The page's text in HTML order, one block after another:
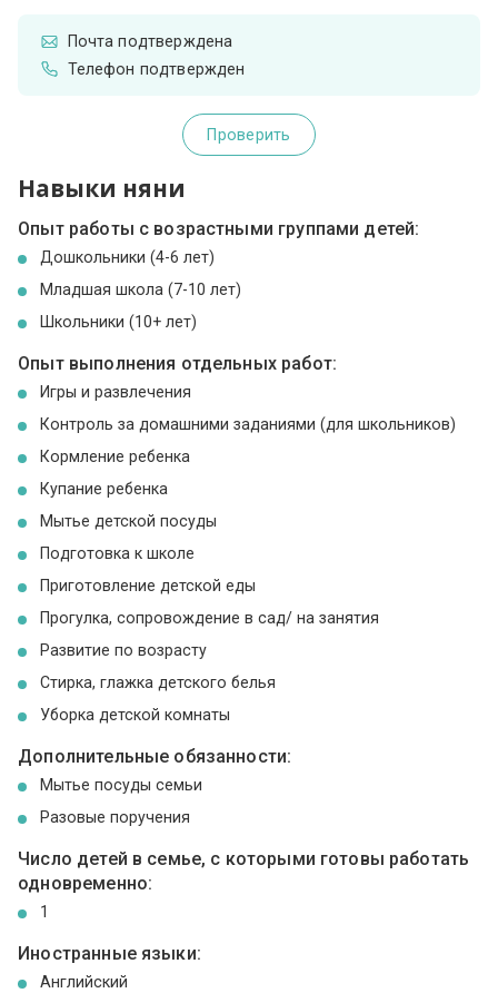
Почта подтверждена
Телефон подтвержден
Проверить
Навыки няни
Опыт работы с возрастными группами детей:
Дошкольники (4-6 лет)
Младшая школа (7-10 лет)
Школьники (10+ лет)
Опыт выполнения отдельных работ:
Игры и развлечения
Контроль за домашними заданиями (для школьников)
Кормление ребенка
Купание ребенка
Мытье детской посуды
Подготовка к школе
Приготовление детской еды
Прогулка, сопровождение в сад/ на занятия
Развитие по возрасту
Стирка, глажка детского белья
Уборка детской комнаты
Дополнительные обязанности:
Мытье посуды семьи
Разовые поручения
Число детей в семье, с которыми готовы работать
одновременно:
1
Иностранные языки:
Английский